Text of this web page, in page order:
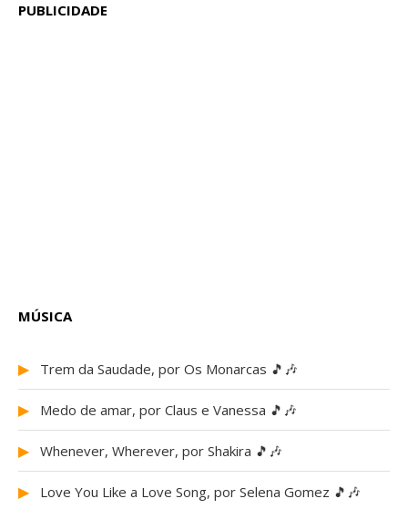
PUBLICIDADE
MÚSICA
▶ Trem da Saudade, por Os Monarcas 🎵🎶
▶ Medo de amar, por Claus e Vanessa 🎵🎶
▶ Whenever, Wherever, por Shakira 🎵🎶
▶ Love You Like a Love Song, por Selena Gomez 🎵🎶